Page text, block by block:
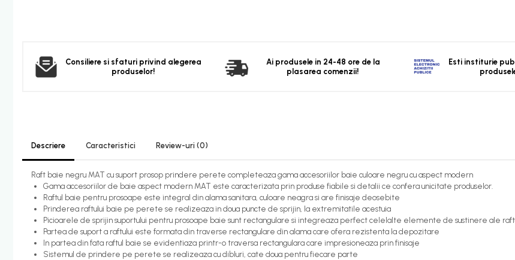
Dispensere sapun lichid
Corpuri Iluminat
Lustra Pendul LED
Incalzire
Calorifere electrice
Uscatoare senzor
Uscatoare de maini
Uscatoare tip Hotel
Consiliere si sfaturi privind alegerea
produselor!
Ai produsele in 24-48 ore de la
plasarea comenzii!
Esti institurie
Descriere Caracteristici Review-uri (0)
Raft baie negru MAT cu suport prosop prindere perete completeaza gama accesoriilor baie culoare negru cu aspect modern
Gama accesoriilor de baie aspect modern MAT este caracterizata prin produse fiabile si detalii ce confera unicitate produselor.
Raftul baie pentru prosoape este integral din alama sanitara, culoare neagra si are finisaje deosebite
Prinderea raftului baie pe perete se realizeaza in doua puncte de sprijin, la extremitatile acestuia
Picioarele de sprijin suportului pentru prosoape baie sunt rectangulare si integreaza perfect celelalte elemente de sustinere ale
Partea de suport a raftului este formata din traverse rectangulare din alama care ofera rezistenta la depozitare
In partea din fata raftul baie se evidentiaza printr-o traversa rectangulara care impresioneaza prin finisaje
Sistemul de prindere pe perete se realizeaza cu dibluri, cate doua pentru fiecare parte